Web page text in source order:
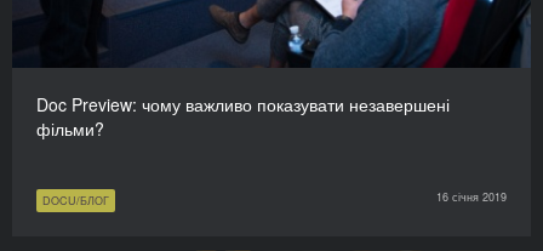
Doc Preview: чому важливо показувати незавершені
фільми?
DOCU/БЛОГ 16 січня 2019